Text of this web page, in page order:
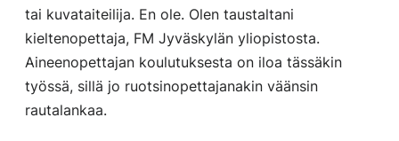
tai kuvataiteilija. En ole. Olen taustaltani
kieltenopettaja, FM Jyväskylän yliopistosta.
Aineenopettajan koulutuksesta on iloa tässäkin
työssä, sillä jo ruotsinopettajanakin väänsin
rautalankaa.